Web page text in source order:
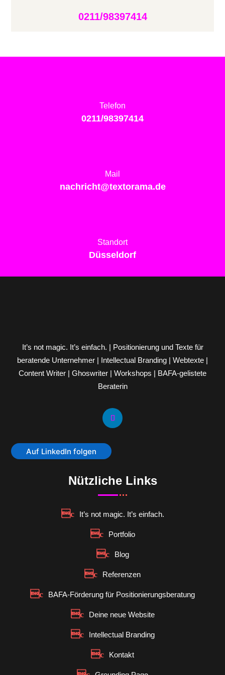
0211/98397414
Telefon
0211/98397414
Mail
nachricht@textorama.de
Standort
Düsseldorf
It’s not magic. It’s einfach. | Positionierung und Texte für
beratende Unternehmer | Intellectual Branding | Webtexte |
Content Writer | Ghoswriter | Workshops | BAFA-gelistete
Beraterin
Auf LinkedIn folgen
Nützliche Links
It’s not magic. It’s einfach.
Portfolio
Blog
Referenzen
BAFA-Förderung für Positionierungsberatung
Deine neue Website
Intellectual Branding
Kontakt